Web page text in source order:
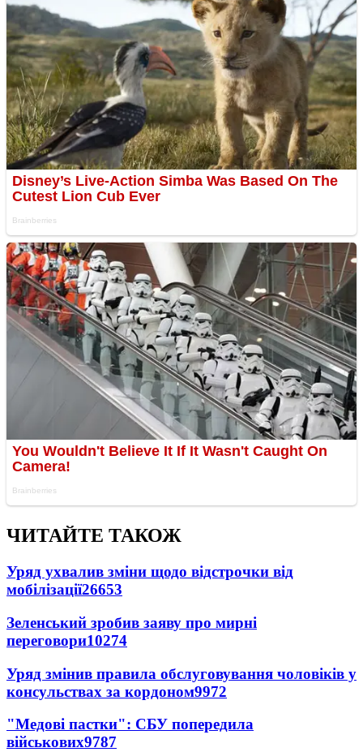
ЧИТАЙТЕ ТАКОЖ
Уряд ухвалив зміни щодо відстрочки від
мобілізації26653
Зеленський зробив заяву про мирні
переговори10274
Уряд змінив правила обслуговування чоловіків у
консульствах за кордоном9972
"Медові пастки": СБУ попередила
військових9787